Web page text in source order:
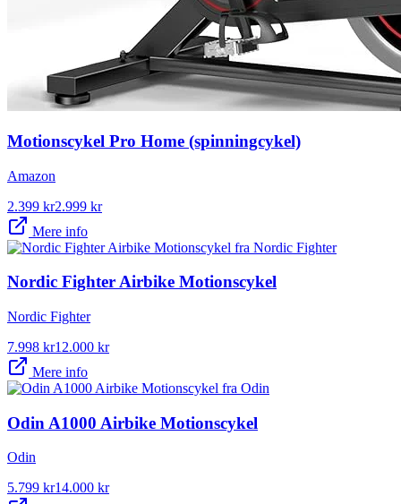
Motionscykel Pro Home (spinningcykel)
Amazon
2.399 kr2.999 kr
Mere info
Nordic Fighter Airbike Motionscykel
Nordic Fighter
7.998 kr12.000 kr
Mere info
Odin A1000 Airbike Motionscykel
Odin
5.799 kr14.000 kr